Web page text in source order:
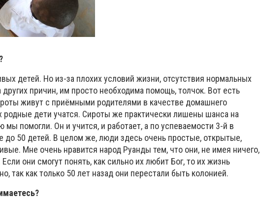
детей. Но из-за плохих условий жизни, отсутствия нормальных
причин, им просто необходима помощь, толчок. Вот есть
живут с приёмными родителями в качестве домашнего
родные дети учатся. Сироты же практически лишены шанса на
помогли. Он и учится, и работает, а по успеваемости 3-й в
до 50 детей. В целом же, люди здесь очень простые, открытые,
Мне очень нравится народ Руанды тем, что они, не имея ничего,
они смогут понять, как сильно их любит Бог, то их жизнь
так как только 50 лет назад они перестали быть колонией.